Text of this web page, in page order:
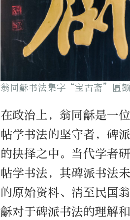
翁同龢书法集字“宝古斋”匾额
在政治上，翁同龢是一
帖学书法的坚守者，碑
的抉择之中。当代学者
帖学书法，其碑派书法
的原始资料、清至民国
龢对于碑派书法的理解和